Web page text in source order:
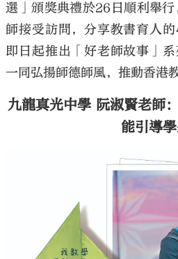
選」頒獎典禮於26日順利舉
師接受訪問，分享教書育人
即日起推出「好老師故事」
一同弘揚師德師風，推動香港
九龍真光中學 阮淑賢老師
能引導